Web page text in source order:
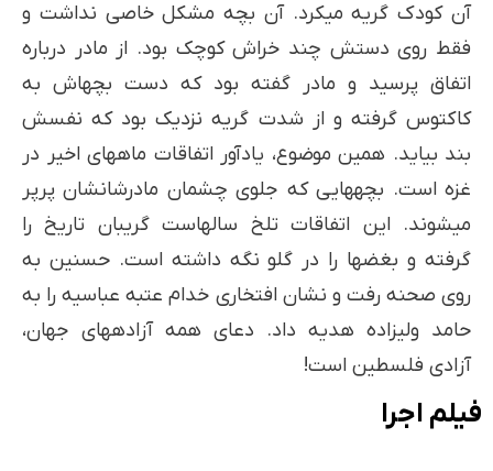
آن کودک گریه می­کرد. آن بچه مشکل خاصی نداشت و
فقط روی دستش چند خراش کوچک بود. از مادر درباره
اتفاق پرسید و مادر گفته بود که دست بچه­اش به
کاکتوس گرفته و از شدت گریه نزدیک بود که نفسش
بند بیاید. همین موضوع، یادآور اتفاقات ماه­های اخیر در
غزه است. بچه­هایی که جلوی چشمان مادرشانشان پرپر
می­شوند. این اتفاقات تلخ سالهاست گریبان تاریخ را
گرفته و بغض­ها را در گلو نگه داشته است. حسنین به
روی صحنه رفت و نشان افتخاری خدام عتبه عباسیه را به
حامد ولی­زاده هدیه داد. دعای همه آزاده­های جهان،
آزادی فلسطین است!
فیلم اجرا